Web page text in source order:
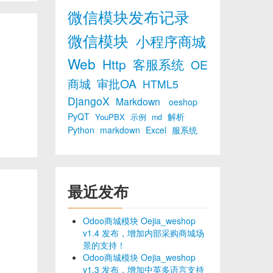
微信模块发布记录
微信模块 小程序商城
Web Http 客服系统 OE
商城 审批OA HTML5
DjangoX Markdown
oeshop
PyQT YouPBX 示例 md 解析
Python markdown Excel 服系统
最近发布
Odoo商城模块 Oejia_weshop
v1.4 发布，增加内部采购商城场
景的支持！
Odoo商城模块 Oejia_weshop
v1.3 发布，增加中英多语言支持